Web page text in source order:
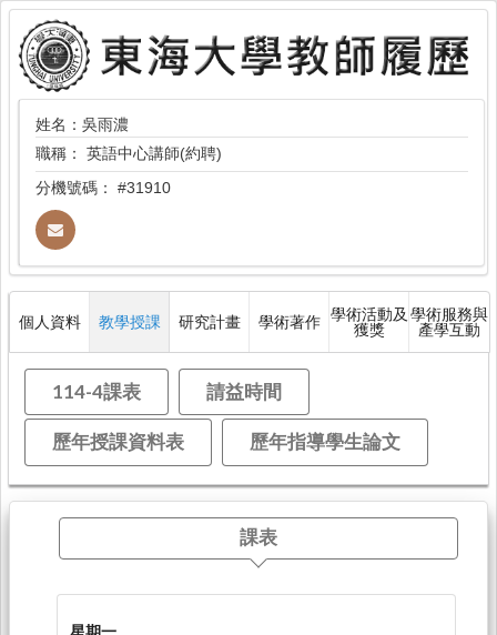
姓名：吳雨濃
職稱： 英語中心講師(約聘)
分機號碼： #31910
個人資料 教學授課 研究計畫 學術著作 學術活動及
獲獎
學術服務與
產學互動
114-4課表 請益時間
歷年授課資料表 歷年指導學生論文
課表